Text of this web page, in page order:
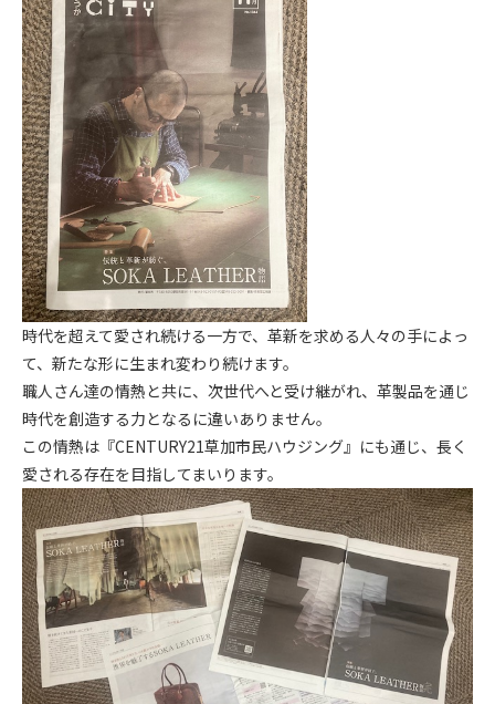
時代を超えて愛され続ける一方で、革新を求める人々の手によっ
て、新たな形に生まれ変わり続けます。
職人さん達の情熱と共に、次世代へと受け継がれ、革製品を通じ
時代を創造する力となるに違いありません。
この情熱は『CENTURY21草加市民ハウジング』にも通じ、長く
愛される存在を目指してまいります。